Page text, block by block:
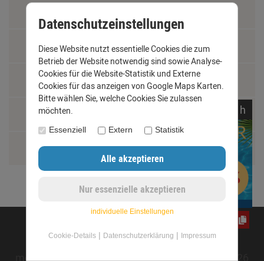
Fachbegriffe
Jobs
Montage und Installationshilfen
Größentabelle
h
modified eCommerce Shopsoftware © 2009-2026
Datenschutzeinstellungen
Diese Website nutzt essentielle Cookies die zum
Betrieb der Website notwendig sind sowie Analyse-
Cookies für die Website-Statistik und Externe
Cookies für das anzeigen von Google Maps Karten.
Bitte wählen Sie, welche Cookies Sie zulassen
möchten.
Essenziell Extern Statistik
individuelle Einstellungen
Cookie-Details| Datenschutzerklärung | Impressum